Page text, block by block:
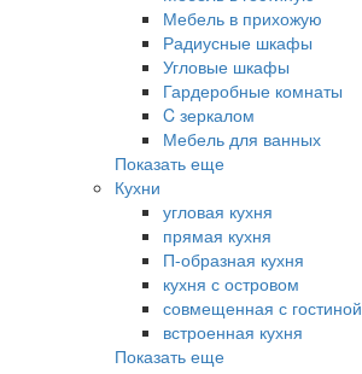
Мебель в прихожую
Радиусные шкафы
Угловые шкафы
Гардеробные комнаты
C зеркалом
Мебель для ванных
Показать еще
Кухни
угловая кухня
прямая кухня
П-образная кухня
кухня с островом
совмещенная с гостиной
встроенная кухня
Показать еще